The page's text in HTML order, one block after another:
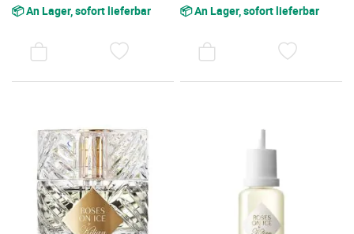
📦 An Lager, sofort lieferbar 📦 An Lager, sofort lieferbar